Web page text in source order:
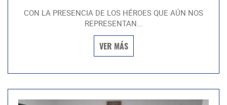
CON LA PRESENCIA DE LOS HÉROES QUE AÚN NOS
REPRESENTAN...
VER MÁS